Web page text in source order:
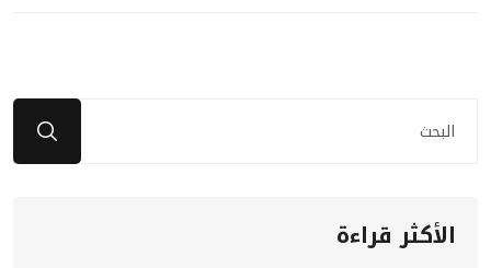
الأكثر قراءة